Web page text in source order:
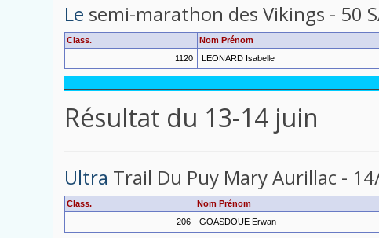
Le semi-marathon des Vikings - 50
Class. Nom Prénom
1120
LEONARD Isabelle
Résultat du 13-14 juin
Ultra Trail Du Puy Mary Aurillac -
Class. Nom Prénom
206
GOASDOUE Erwan